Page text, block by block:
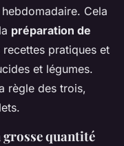
Cela
préparation de
pratiques et
et légumes.
règle des trois,
quantité